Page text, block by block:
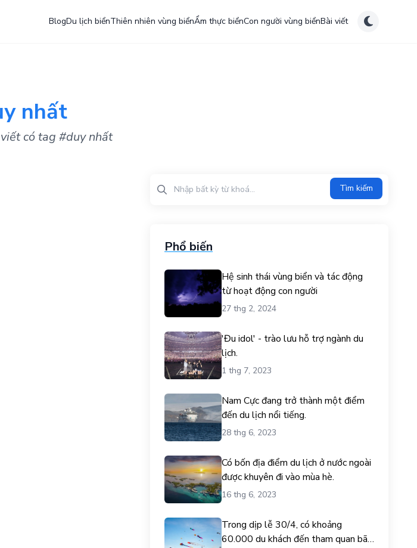
BlogDu lịch biểnThiên nhiên vùng biểnẨm thực biểnCon người vùng biểnBài viết
nhất
có tag #duy nhất
Tìm kiếm
Phổ biến
Hệ sinh thái vùng biển và tác động
từ hoạt động con người
27 thg 2, 2024
'Đu idol' - trào lưu hỗ trợ ngành du
lịch.
1 thg 7, 2023
Nam Cực đang trở thành một điểm
đến du lịch nổi tiếng.
28 thg 6, 2023
Có bốn địa điểm du lịch ở nước ngoài
được khuyên đi vào mùa hè.
16 thg 6, 2023
Trong dịp lễ 30/4, có khoảng
60.000 du khách đến tham quan bãi